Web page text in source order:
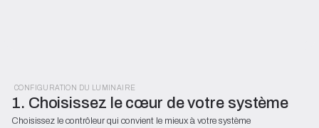
CONFIGURATION DU LUMINAIRE
1. Choisissez le cœur de votre système
Choisissez le contrôleur qui convient le mieux à votre système